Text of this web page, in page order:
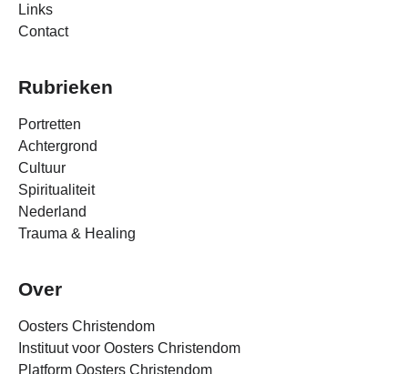
Links
Contact
Rubrieken
Portretten
Achtergrond
Cultuur
Spiritualiteit
Nederland
Trauma & Healing
Over
Oosters Christendom
Instituut voor Oosters Christendom
Platform Oosters Christendom